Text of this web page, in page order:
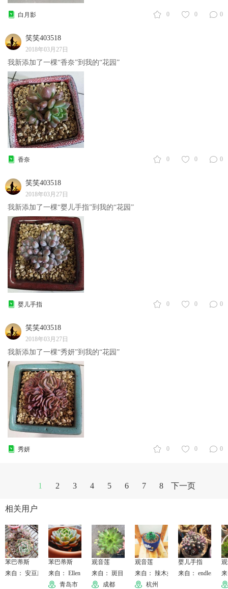
0 0 0
白月影
笑笑403518
2018年03月27日
我新添加了一棵“香奈”到我的“花园”
0 0 0
香奈
笑笑403518
2018年03月27日
我新添加了一棵“婴儿手指”到我的“花园”
0 0 0
婴儿手指
笑笑403518
2018年03月27日
我新添加了一棵“秀妍”到我的“花园”
0 0 0
秀妍
1 2 3 4 5 6 7 8 下一页
相关用户
苯巴蒂斯
来自： 安豆魔王
苯巴蒂斯
来自： Ellen
青岛市
观音莲
来自： 斑目
成都
观音莲
来自： 辣木姐--璐颖
杭州
婴儿手指
来自： endless